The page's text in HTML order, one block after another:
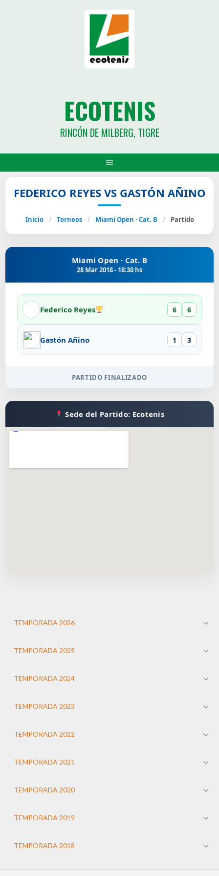
ECOTENIS
RINCÓN DE MILBERG, TIGRE
FEDERICO REYES VS GASTÓN AÑINO
Inicio / Torneos / Miami Open · Cat. B / Partido
Miami Open · Cat. B
28 Mar 2018 - 18:30 hs
Federico Reyes 6 6
Gastón Añino 1 3
PARTIDO FINALIZADO
Sede del Partido: Ecotenis
TEMPORADA 2026
TEMPORADA 2025
TEMPORADA 2024
TEMPORADA 2023
TEMPORADA 2022
TEMPORADA 2021
TEMPORADA 2020
TEMPORADA 2019
TEMPORADA 2018